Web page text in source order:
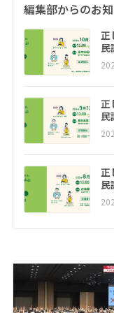
編集部からのお
正
民
正
民
正
民